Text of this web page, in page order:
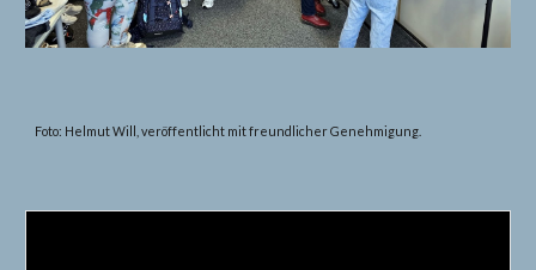
Foto: Helmut Will, veröffentlicht mit freundlicher Genehmigung.